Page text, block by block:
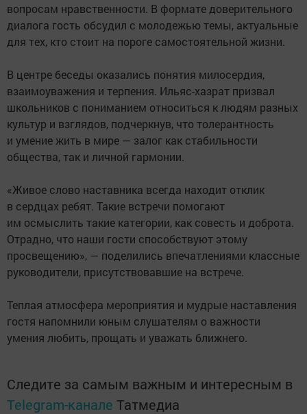
вопросам нравственности. В формате доверительного
диалога гость обсудил с молодежью темы, актуальные
для тех, кто стоит на пороге самостоятельной жизни.
В центре беседы оказались понятия милосердия,
взаимоуважения и терпения. Ильяс-хазрат призвал
школьников с пониманием относиться к людям разных
культур и взглядов, подчеркнув, что толерантность
и умение жить в мире — залог как стабильности
общества, так и личной гармонии.
«Живое слово наставника всегда находит отклик
в сердцах ребят. Такие встречи помогают
им осмыслить такие категории, как совесть и доброта.
Отрадно, что наши гости способствуют этому
просвещению», — поделились впечатлениями классные
руководители, присутствовавшие на встрече.
Теплая атмосфера мероприятия и мудрые наставления
гостя напомнили юным слушателям о важности
умения любить, прощать и уважать ближнего.
Следите за самым важным и интересным в
Telegram-канале Татмедиа